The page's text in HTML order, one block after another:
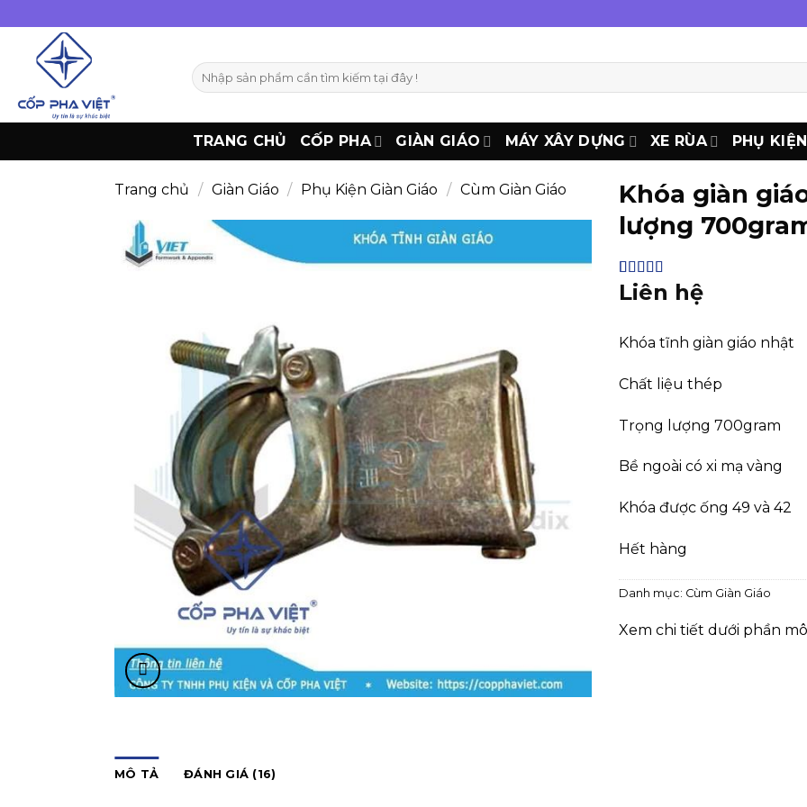
Tìm
kiếm:
TRANG CHỦ CỐP PHA GIÀN GIÁO MÁY XÂY DỰNG XE RÙA PHỤ
Trang chủ / Giàn Giáo / Phụ Kiện Giàn Giáo / Cùm Giàn Giáo
Khóa giàn
lượng
4.44trên 5
dựa trên
16
Liên hệ
Khóa tĩnh giàn giáo nhật
Chất liệu thép
Trọng lượng 700gram
Bề ngoài có xi mạ vàng
Khóa được ống 49 và 42
Hết hàng
Danh mục: Cùm Giàn Giáo
Xem chi tiết dưới phần
MÔ TẢ ĐÁNH GIÁ (16)